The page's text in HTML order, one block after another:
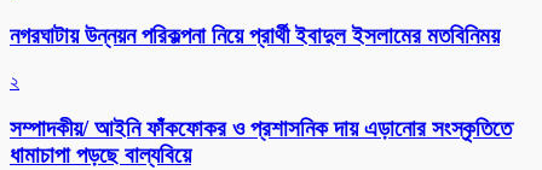
নগরঘাটায় উন্নয়ন পরিকল্পনা নিয়ে প্রার্থী ইবাদুল ইসলামের মতবিনিময়
২
সম্পাদকীয়/ আইনি ফাঁকফোকর ও প্রশাসনিক দায় এড়ানোর সংস্কৃতিতে
ধামাচাপা পড়ছে বাল্যবিয়ে